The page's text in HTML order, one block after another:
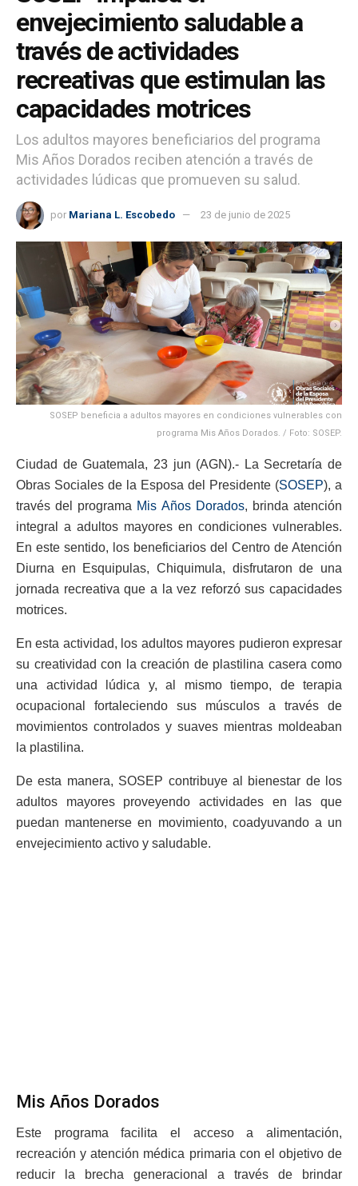
envejecimiento saludable a
través de actividades
recreativas que estimulan las
capacidades motrices
Los adultos mayores beneficiarios del programa
Mis Años Dorados reciben atención a través de
actividades lúdicas que promueven su salud.
por Mariana L. Escobedo 23 de junio de 2025
SOSEP beneficia a adultos mayores en condiciones vulnerables con
programa Mis Años Dorados. / Foto: SOSEP.
Ciudad de Guatemala, 23 jun (AGN).- La Secretaría de
Obras Sociales de la Esposa del Presidente (SOSEP), a
través del programa Mis Años Dorados, brinda atención
integral a adultos mayores en condiciones vulnerables.
En este sentido, los beneficiarios del Centro de Atención
Diurna en Esquipulas, Chiquimula, disfrutaron de una
jornada recreativa que a la vez reforzó sus capacidades
motrices.
En esta actividad, los adultos mayores pudieron expresar
su creatividad con la creación de plastilina casera como
una actividad lúdica y, al mismo tiempo, de terapia
ocupacional fortaleciendo sus músculos a través de
movimientos controlados y suaves mientras moldeaban
la plastilina.
De esta manera, SOSEP contribuye al bienestar de los
adultos mayores proveyendo actividades en las que
puedan mantenerse en movimiento, coadyuvando a un
envejecimiento activo y saludable.
Mis Años Dorados
Este programa facilita el acceso a alimentación,
recreación y atención médica primaria con el objetivo de
reducir la brecha generacional a través de brindar